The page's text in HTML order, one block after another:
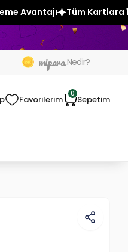
Kartlara 12 Taksit Kapıda
mipara Nedir?
Favorilerim
0
Sepetim